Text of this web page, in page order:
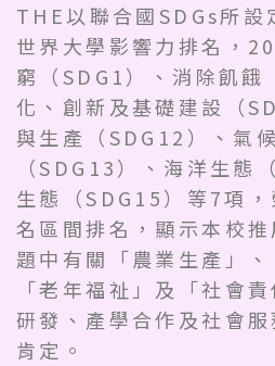
THE以聯合國SDGs所設
世界大學影響力排名，
窮（SDG1）、消除飢餓
化、創新及基礎建設（
與生產（SDG12）、氣
（SDG13）、海洋生態
生態（SDG15）等7項
名區間排名，顯示本校
題中有關「農業生產」、
「老年福祉」及「社會
研發、產學合作及社會
肯定。